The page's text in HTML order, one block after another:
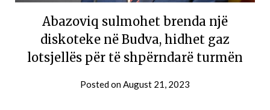
Abazoviq sulmohet brenda një
diskoteke në Budva, hidhet gaz
lotsjellës për të shpërndarë turmën
Posted onAugust 21, 2023